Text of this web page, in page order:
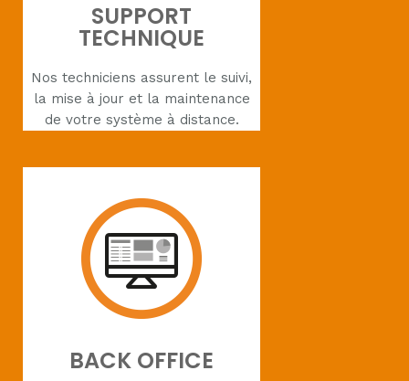
SUPPORT
TECHNIQUE
Nos techniciens assurent le suivi,
la mise à jour et la maintenance
de votre système à distance.
BACK OFFICE